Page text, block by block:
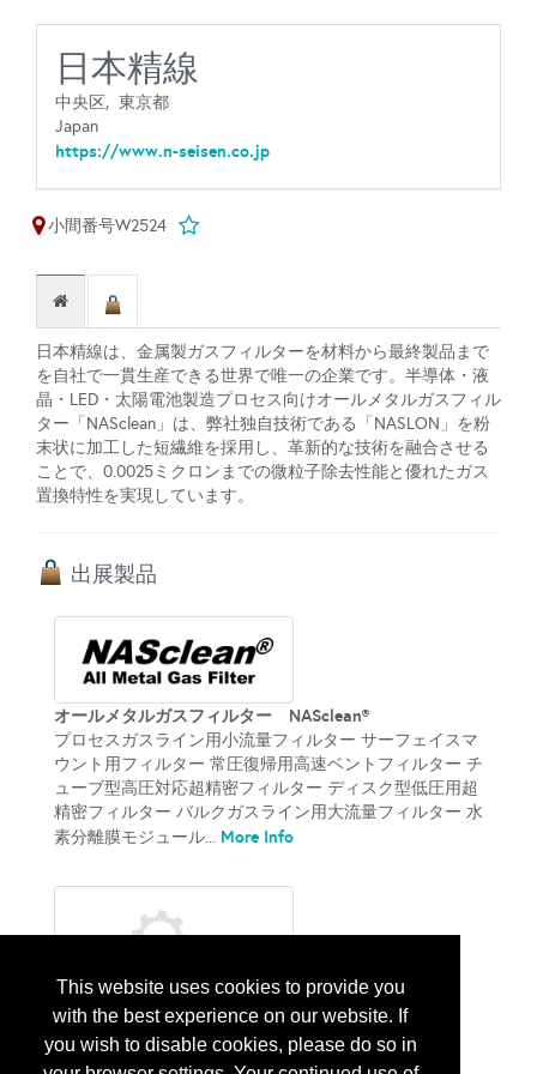
This website uses cookies to provide you
with the best experience on our website. If
you wish to disable cookies, please do so in
日本精線
中央区, 東京都
Japan
https://www.n-seisen.co.jp
小間番号W2524
日本精線は、金属製ガスフィルターを材料から最終製品まで
を自社で一貫生産できる世界で唯一の企業です。半導体・液
晶・LED・太陽電池製造プロセス向けオールメタルガスフィル
ター「NASclean」は、弊社独自技術である「NASLON」を粉
末状に加工した短繊維を採用し、革新的な技術を融合させる
ことで、0.0025ミクロンまでの微粒子除去性能と優れたガス
置換特性を実現しています。
出展製品
オールメタルガスフィルター NASclean®
プロセスガスライン用小流量フィルター サーフェイスマ
ウント用フィルター 常圧復帰用高速ベントフィルター チ
ューブ型高圧対応超精密フィルター ディスク型低圧用超
精密フィルター バルクガスライン用大流量フィルター 水
素分離膜モジュール... More Info
水素分離膜モジュール